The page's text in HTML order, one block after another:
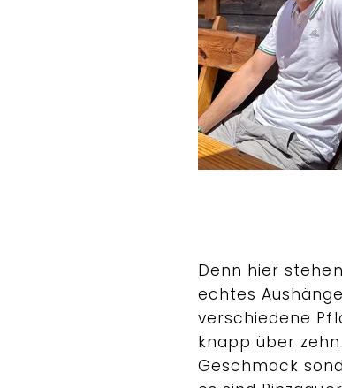
Denn hier
echtes
verschiedene
knapp über
Geschmack